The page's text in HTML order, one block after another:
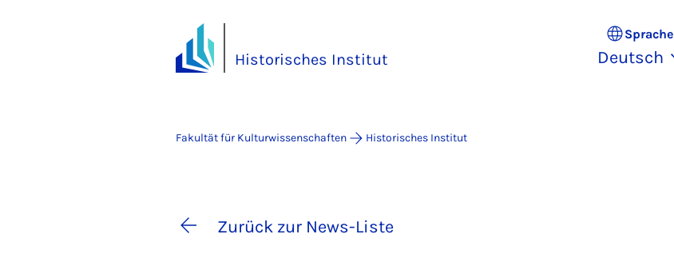
Historisches Institut
Sprache
Deutsch
Fakultät für Kulturwissenschaften Historisches Institut
Zurück zur News-Liste